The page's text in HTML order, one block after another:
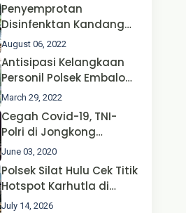
Penyemprotan
Disinfenktan Kandang
Ternak Kambing warga
Oleh Satgas Ops Aman
Nusa II Polda Kalbar*
August 06, 2022
Antisipasi Kelangkaan
Personil Polsek Embaloh
Hulu Gencar Lakukan
Pengecekan Oksigen
March 29, 2022
Cegah Covid-19, TNI-
Polri di Jongkong
Himbau Masyarakat
Jangan Kumpul Hinga
Larut Malam.
June 03, 2020
Polsek Silat Hulu Cek Titik
Hotspot Karhutla di
Desa Nanga Dangkan,
July 14, 2026